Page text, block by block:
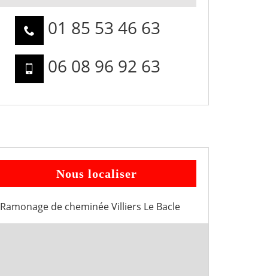
01 85 53 46 63
06 08 96 92 63
Nous localiser
Ramonage de cheminée Villiers Le Bacle